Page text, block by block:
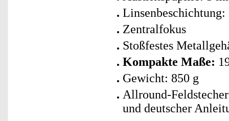
Zentralfokus
Stoßfestes
Kompakte Maße:
Gewicht: 850 g
Allround-
und deutscher